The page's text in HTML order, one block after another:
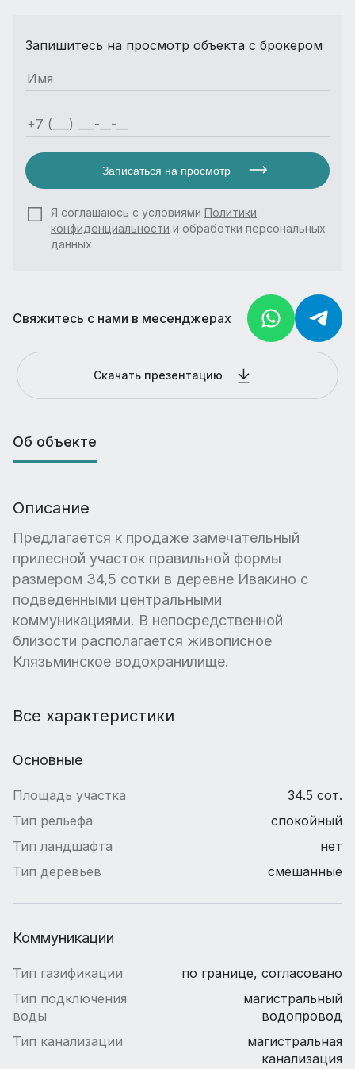
Запишитесь на просмотр объекта с брокером
Записаться на просмотр
Я соглашаюсь с условиями Политики
конфиденциальности и обработки персональных
данных
Свяжитесь с нами в месенджерах
Скачать презентацию
Об объекте
Описание
Предлагается к продаже замечательный
прилесной участок правильной формы
размером 34,5 сотки в деревне Ивакино с
подведенными центральными
коммуникациями. В непосредственной
близости располагается живописное
Клязьминское водохранилище.
Все характеристики
Основные
Площадь участка
34.5 сот.
Тип рельефа
спокойный
Тип ландшафта
нет
Тип деревьев
смешанные
Коммуникации
Тип газификации
по границе, согласовано
Тип подключения
воды
магистральный
водопровод
Тип канализации
магистральная
канализация